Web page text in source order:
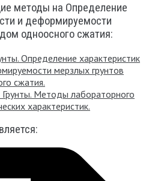
методы на Определение
и деформируемости
одноосного сжатия:
Определение характеристик
мерзлых грунтов
сжатия.
Методы лабораторного
характеристик.